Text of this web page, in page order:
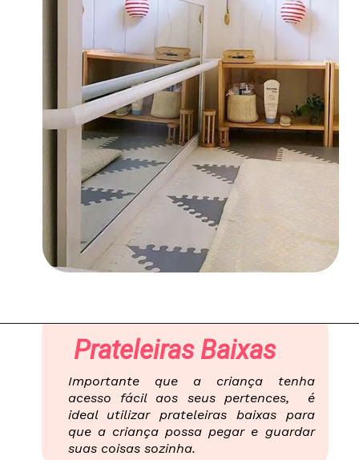
Importante que a criança tenha
acesso fácil aos seus pertences, é
ideal utilizar prateleiras baixas para
que a criança possa pegar e guardar
suas coisas sozinha.
Prateleiras Baixas